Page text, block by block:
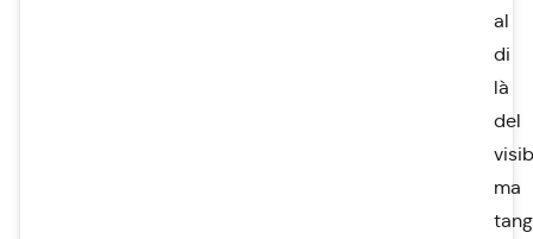
al
di
là
del
ma